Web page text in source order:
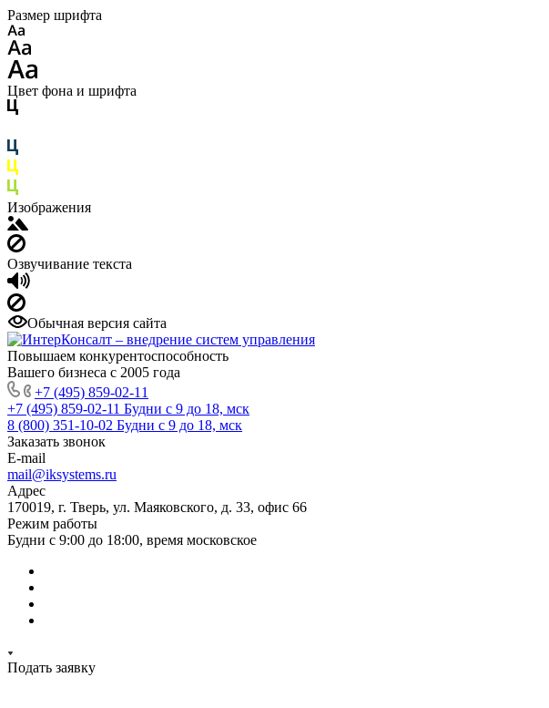
Размер шрифта
Цвет фона и шрифта
Изображения
Озвучивание текста
Обычная версия сайта
Повышаем конкурентоспособность
Вашего бизнеса с 2005 года
+7 (495) 859-02-11
+7 (495) 859-02-11 Будни с 9 до 18, мск
8 (800) 351-10-02 Будни с 9 до 18, мск
Заказать звонок
E-mail
mail@iksystems.ru
Адрес
170019, г. Тверь, ул. Маяковского, д. 33, офис 66
Режим работы
Будни с 9:00 до 18:00, время московское
Подать заявку